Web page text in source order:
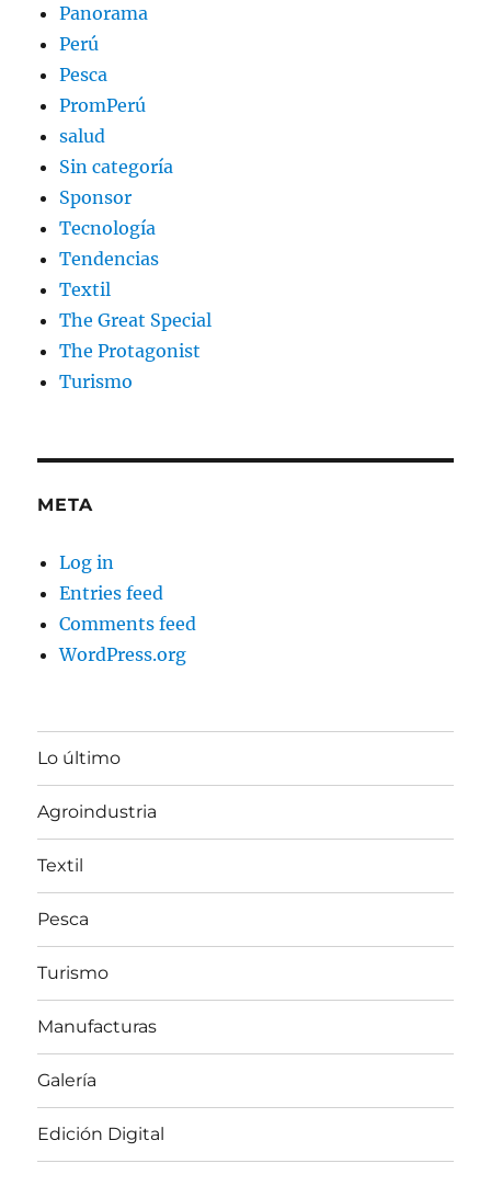
Panorama
Perú
Pesca
PromPerú
salud
Sin categoría
Sponsor
Tecnología
Tendencias
Textil
The Great Special
The Protagonist
Turismo
META
Log in
Entries feed
Comments feed
WordPress.org
Lo último
Agroindustria
Textil
Pesca
Turismo
Manufacturas
Galería
Edición Digital